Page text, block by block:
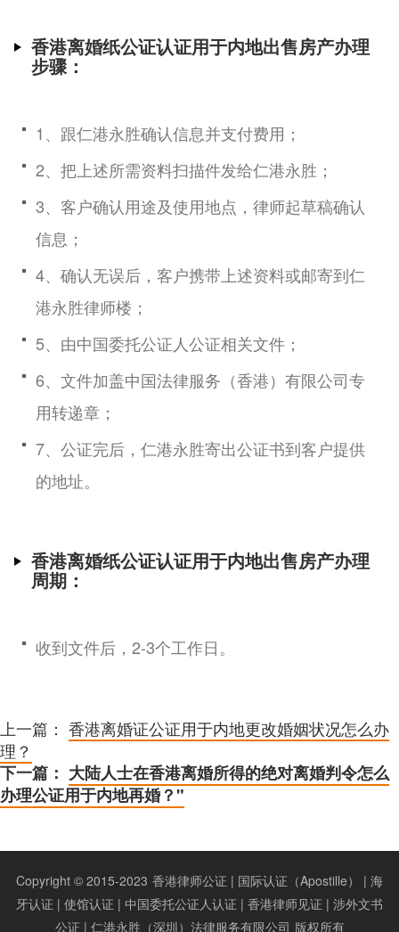
香港离婚纸公证认证用于内地出售房产办理
步骤：
1、跟仁港永胜确认信息并支付费用；
2、把上述所需资料扫描件发给仁港永胜；
3、客户确认用途及使用地点，律师起草稿确认
信息；
4、确认无误后，客户携带上述资料或邮寄到仁
港永胜律师楼；
5、由中国委托公证人公证相关文件；
6、文件加盖中国法律服务（香港）有限公司专
用转递章；
7、公证完后，仁港永胜寄出公证书到客户提供
的地址。
香港离婚纸公证认证用于内地出售房产办理
周期：
收到文件后，2-3个工作日。
上一篇： 香港离婚证公证用于内地更改婚姻状况怎么办
理？
下一篇： 大陆人士在香港离婚所得的绝对离婚判令怎么
办理公证用于内地再婚？"
Copyright © 2015-2023 香港律师公证 | 国际认证（Apostille） | 海
牙认证 | 使馆认证 | 中国委托公证人认证 | 香港律师见证 | 涉外文书
公证 | 仁港永胜（深圳）法律服务有限公司 版权所有